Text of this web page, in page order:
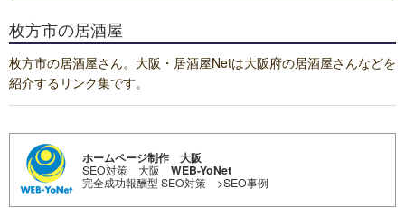
枚方市の居酒屋
枚方市の居酒屋さん。大阪・居酒屋Netは大阪府の居酒屋さんなどを
紹介するリンク集です。
ホームページ制作 大阪
SEO対策 大阪 WEB-YoNet
完全成功報酬型 SEO対策 >SEO事例